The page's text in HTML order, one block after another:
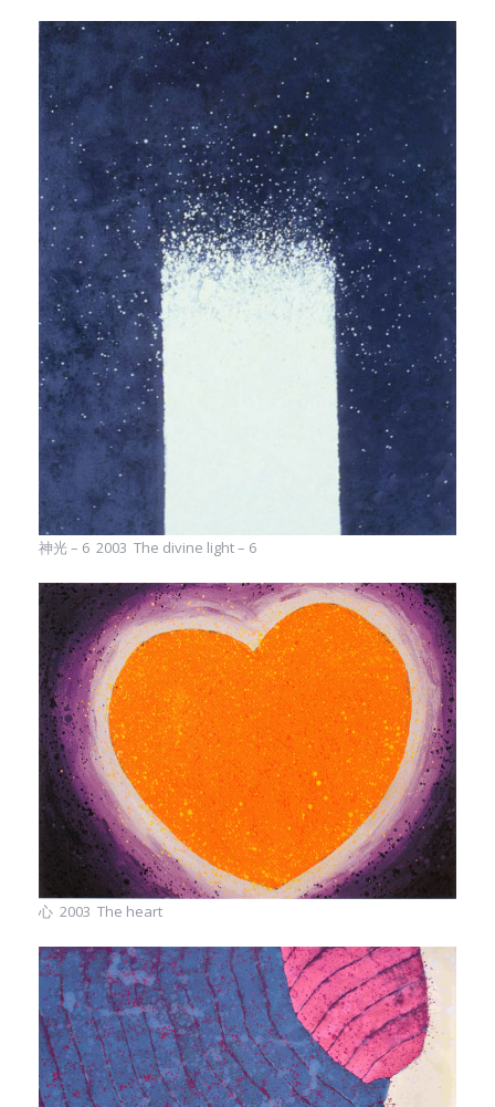
神光 – 6 2003 The divine light – 6
心 2003 The heart